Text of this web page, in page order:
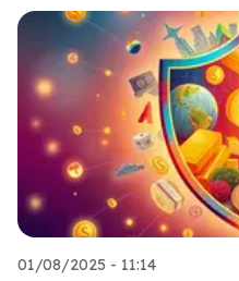
01/08/2025 - 11:14